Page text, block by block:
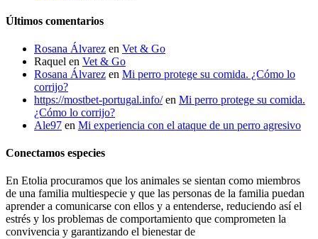
Últimos comentarios
Rosana Álvarez en Vet & Go
Raquel en Vet & Go
Rosana Álvarez en Mi perro protege su comida. ¿Cómo lo
corrijo?
https://mostbet-portugal.info/en Mi perro protege su comida.
¿Cómo lo corrijo?
Ale97 en Mi experiencia con el ataque de un perro agresivo
Conectamos especies
En Etolia procuramos que los animales se sientan como miembros
de una familia multiespecie y que las personas de la familia puedan
aprender a comunicarse con ellos y a entenderse, reduciendo así el
estrés y los problemas de comportamiento que comprometen la
convivencia y garantizando el bienestar de